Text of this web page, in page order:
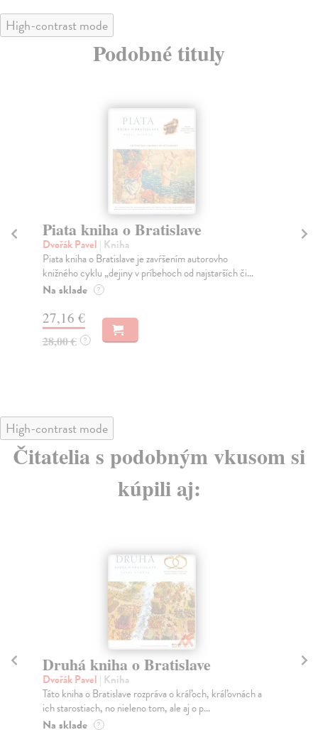
High-contrast mode
Podobné tituly
Piata kniha o Bratislave
Dvořák Pavel | Kniha
Piata kniha o Bratislave je zavŕšením autorovho
knižného cyklu „dejiny v príbehoch od najstarších či...
Na sklade ?
27,16 €
28,00 € ?
High-contrast mode
Čitatelia s podobným vkusom si
kúpili aj:
Druhá kniha o Bratislave
Dvořák Pavel | Kniha
Táto kniha o Bratislave rozpráva o kráľoch, kráľovnách a
ich starostiach, no nieleno tom, ale aj o p...
Na sklade ?